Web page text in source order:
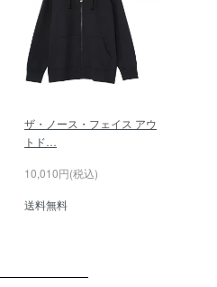
ザ・ノース・フェイス アウ
トド…
10,010円(税込)
送料無料